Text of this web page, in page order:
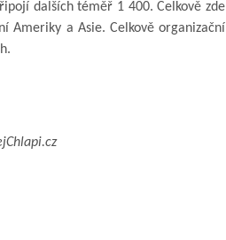
dalších téměř 1 400. Celkově zde
Ameriky a Asie. Celkově organizační